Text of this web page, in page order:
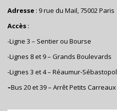
Adresse : 9 rue du Mail, 75002 Paris
Accès :
-Ligne 3 – Sentier ou Bourse
-Lignes 8 et 9 – Grands Boulevards
-Lignes 3 et 4 – Réaumur-Sébastopol
–Bus 20 et 39 – Arrêt Petits Carreaux